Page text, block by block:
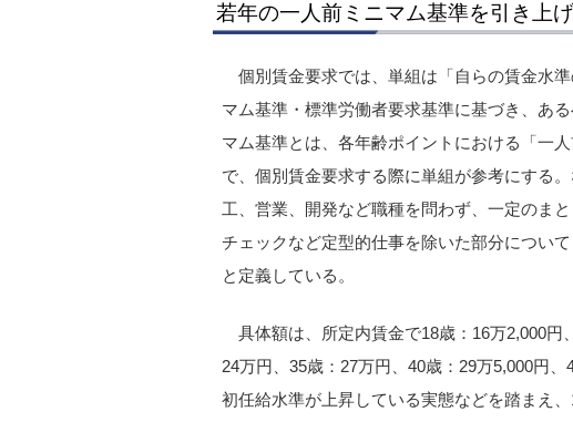
若年の一人前ミニマム基準を引き上げ
個別賃金要求では、単組は「自らの賃金水
マム基準・標準労働者要求基準に基づき、あ
マム基準とは、各年齢ポイントにおける「一
で、個別賃金要求する際に単組が参考にする
工、営業、開発など職種を問わず、一定のま
チェックなど定型的仕事を除いた部分につい
と定義している。
具体額は、所定内賃金で18歳：16万2,000円
24万円、35歳：27万円、40歳：29万5,000円、
初任給水準が上昇している実態などを踏まえ